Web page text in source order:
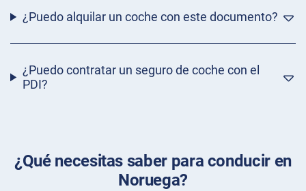
¿Puedo alquilar un coche con este documento?
¿Puedo contratar un seguro de coche con el
PDI?
¿Qué necesitas saber para conducir en
Noruega?